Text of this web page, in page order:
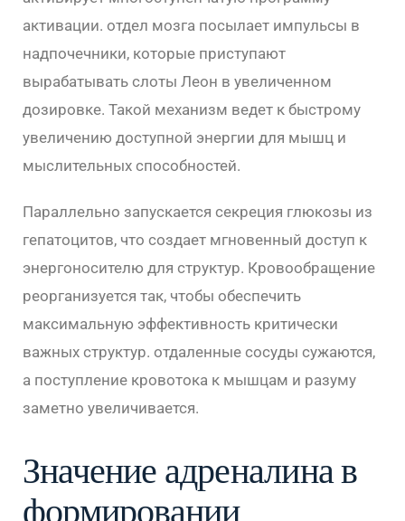
активации. отдел мозга посылает импульсы в
надпочечники, которые приступают
вырабатывать слоты Леон в увеличенном
дозировке. Такой механизм ведет к быстрому
увеличению доступной энергии для мышц и
мыслительных способностей.
Параллельно запускается секреция глюкозы из
гепатоцитов, что создает мгновенный доступ к
энергоносителю для структур. Кровообращение
реорганизуется так, чтобы обеспечить
максимальную эффективность критически
важных структур. отдаленные сосуды сужаются,
а поступление кровотока к мышцам и разуму
заметно увеличивается.
Значение адреналина в